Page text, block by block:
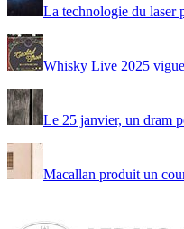
La technologie du laser
Whisky Live 2025
Le 25 janvier, un dram
Macallan produit un